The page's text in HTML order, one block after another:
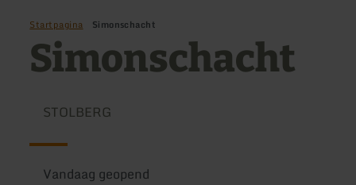
Startpagina Simonschacht
Simonschacht
STOLBERG
Vandaag geopend